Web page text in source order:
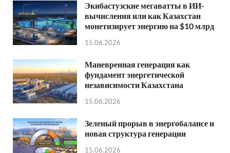
Экибастузские мегаватты в ИИ-
вычисления или как Казахстан
монетизирует энергию на $10 млрд
15.06.2026
Маневренная генерация как
фундамент энергетической
независимости Казахстана
15.06.2026
Зеленый прорыв в энергобалансе и
новая структура генерации
15.06.2026